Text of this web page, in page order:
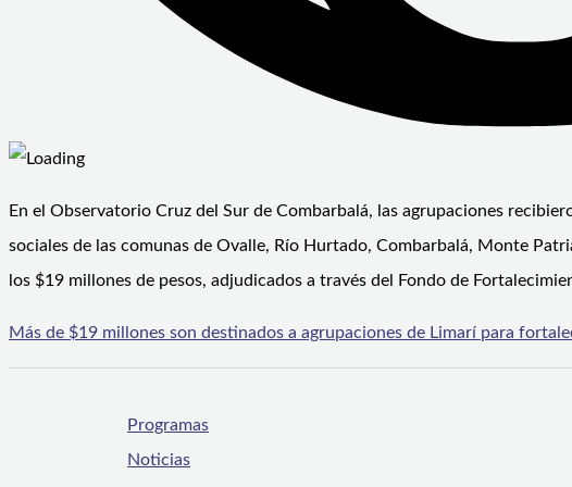
En el Observatorio Cruz del Sur de Combarbalá, las agrupaciones
sociales de las comunas de Ovalle, Río Hurtado, Combarbalá, Monte
los $19 millones de pesos, adjudicados a través del Fondo de
Más de $19 millones son destinados a agrupaciones de Limarí para
Programas
Noticias